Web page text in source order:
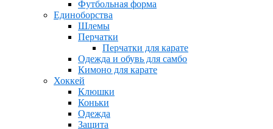
Футбольная форма
Единоборства
Шлемы
Перчатки
Перчатки для карате
Одежда и обувь для самбо
Кимоно для карате
Хоккей
Клюшки
Коньки
Одежда
Защита